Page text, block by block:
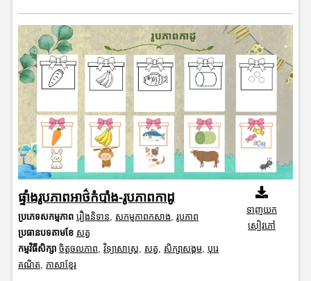
ផ្ទាំងរូបភាពអាថ៌កំបាំង-រូបភាពកាដូ
ប្រភេទសកម្មភាព រឿងនិទាន, សកម្មភាពកសាង, រូបភាព
ប្រធានបទតាមខែ សត្វ
កម្មវិធីសិក្សា ចិត្តចលភាព, វិទ្យាសាស្រ្ត, សត្វ, សិក្សាសង្គម, បុរេ
គណិត, ភាសាខ្មែរ
ទាញយក
សៀវភៅ